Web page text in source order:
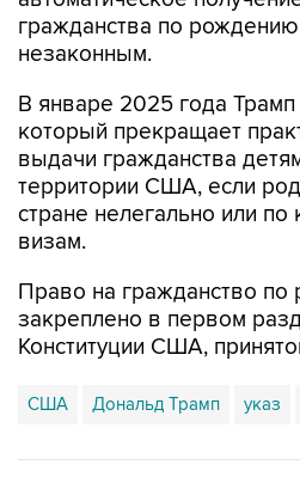
гражданства по рождению
незаконным.
В январе 2025 года Трамп
который прекращает
выдачи гражданства
территории США, если
стране нелегально или
визам.
Право на гражданство
закреплено в первом
Конституции США,
США Дональд Трамп указ